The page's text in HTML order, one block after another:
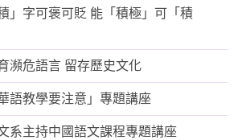
」字可褒可貶 能「積極」可「積
瀕危語言 留存歷史文化
語教學要注意」專題講座
系主持中國語文課程專題講座